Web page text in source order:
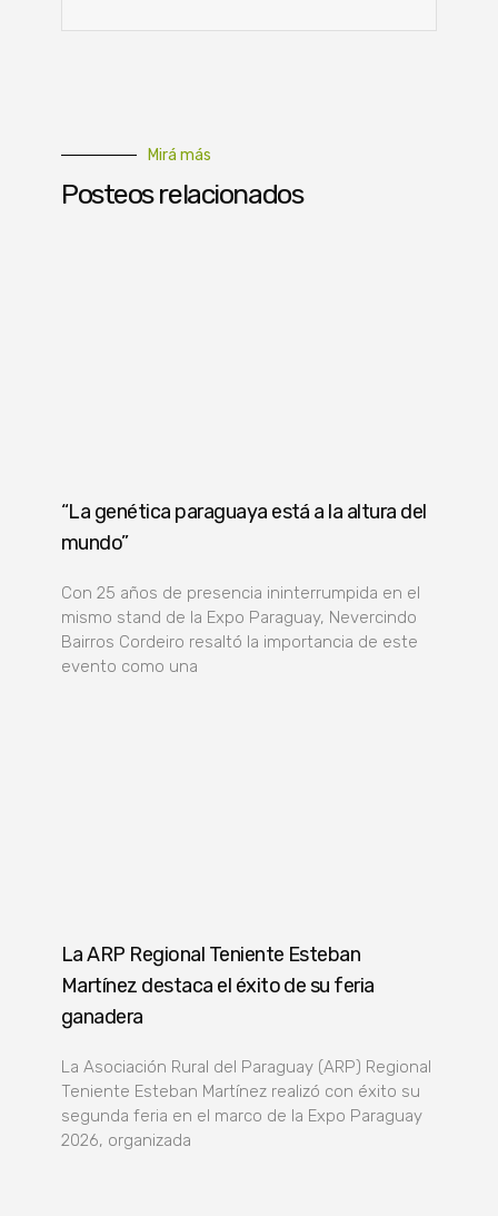
Mirá más
Posteos relacionados
“La genética paraguaya está a la altura del
mundo”
Con 25 años de presencia ininterrumpida en el
mismo stand de la Expo Paraguay, Nevercindo
Bairros Cordeiro resaltó la importancia de este
evento como una
La ARP Regional Teniente Esteban
Martínez destaca el éxito de su feria
ganadera
La Asociación Rural del Paraguay (ARP) Regional
Teniente Esteban Martínez realizó con éxito su
segunda feria en el marco de la Expo Paraguay
2026, organizada